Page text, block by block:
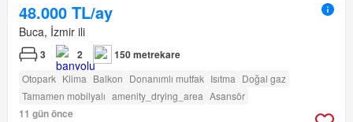
48.000 TL/ay
Buca, İzmir ili
3 2 150 metrekare
Otopark Klima Balkon Donanımlı mutfak Isıtma Doğal gaz
Tamamen mobilyalı amenity_drying_area Asansör
11 gün önce